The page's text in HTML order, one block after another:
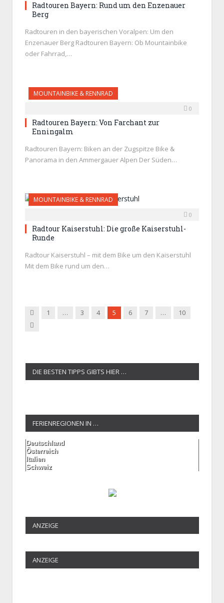
Radtouren Bayern: Rund um den Enzenauer
Berg
Radtouren in den bayerischen Voralpen: Um den
Enzenauer Berg Radtouren Bayern: Ob Mountainbike
oder Fahrrad,…
MOUNTAINBIKE & RENNRAD
0
Radtouren Bayern: Von Farchant zur
Enningalm
Radtouren Bayern: Biken an der Zugspitze Bike &
Panorama in den Ammergauer Alpen Der Süden…
MOUNTAINBIKE & RENNRAD
0
Radtour Kaiserstuhl: Die große Kaiserstuhl-
Runde
Radtour Kaiserstuhl – mit dem Bike um den Kaiserstuhl
Mit dem Bike rund um den…
Zurück
1 … 3 4 5 6 7 …
10
Weiter
DIE BESTEN TIPPS GIBTS HIER …
FERIENREGIONEN IN …
Deutschland
Österreich
Italien
Schweiz
ANZEIGE
ANZEIGE